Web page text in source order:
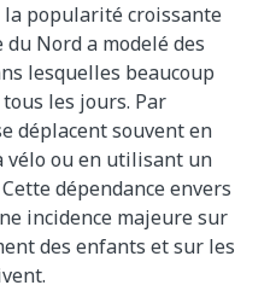
la popularité croissante
Nord a modelé des
lesquelles beaucoup
les jours. Par
déplacent souvent en
vélo ou en utilisant un
dépendance envers
incidence majeure sur
des enfants et sur les